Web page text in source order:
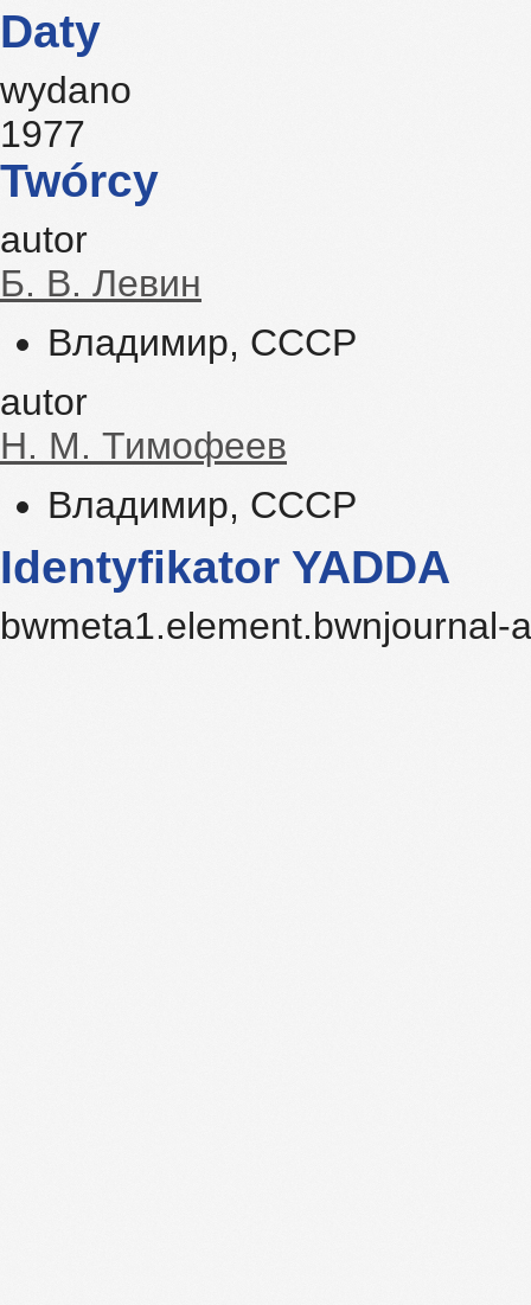
Daty
wydano
1977
Twórcy
autor
Б. В. Левин
Владимир, СССР
autor
Н. М. Тимофеев
Владимир, СССР
Identyfikator YADDA
bwmeta1.element.bwnjournal-